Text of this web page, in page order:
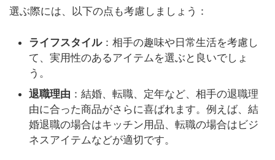
選ぶ際には、以下の点も考慮しましょう：
ライフスタイル：相手の趣味や日常生活を考慮し
て、実用性のあるアイテムを選ぶと良いでしょ
う。
退職理由 ：結婚、転職、定年など、相手の退職理
由に合った商品がさらに喜ばれます。例えば、結
婚退職の場合はキッチン用品、転職の場合はビジ
ネスアイテムなどが適切です。